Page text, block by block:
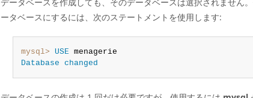
ータベースにするには、次のステートメントを使用します:
mysql> USE
Database changed